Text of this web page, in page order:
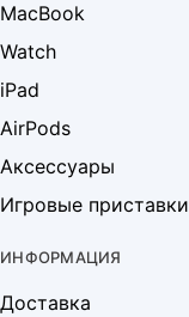
MacBook
Watch
iPad
AirPods
Аксессуары
Игровые приставки
ИНФОРМАЦИЯ
Доставка